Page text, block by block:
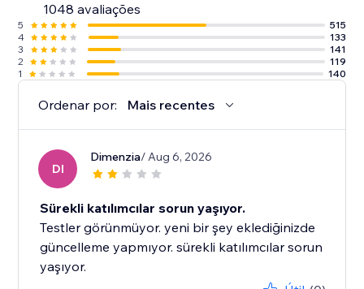
1048 avaliações
5
515
4
133
3
141
2
119
1
140
Ordenar por: Mais recentes
DI
Dimenzia/ Aug 6, 2026
Sürekli katılımcılar sorun yaşıyor.
Testler görünmüyor. yeni bir şey eklediğinizde
güncelleme yapmıyor. sürekli katılımcılar sorun
yaşıyor.